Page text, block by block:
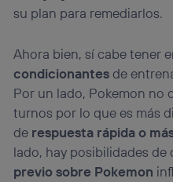
su plan para remediarlos.
Ahora bien, sí cabe tener
condicionantesde
Por un lado, Pokemon no
turnos por lo que es más
de respuesta rápida o
lado, hay posibilidades de
previo sobre Pokemon